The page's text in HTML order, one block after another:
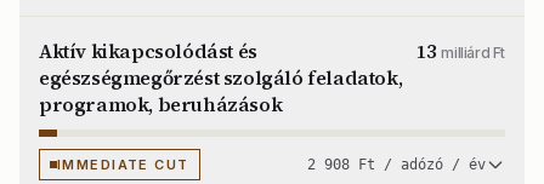
Aktív kikapcsolódást és
egészségmegőrzést szolgáló feladatok,
programok, beruházások
13milliárd Ft
IMMEDIATE CUT 2 908 Ft / adózó / év